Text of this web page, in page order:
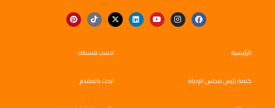
الرئيسية
كلمة رئيس مجلس الإدراة
احسب قسطك
ابحث بالمقدم